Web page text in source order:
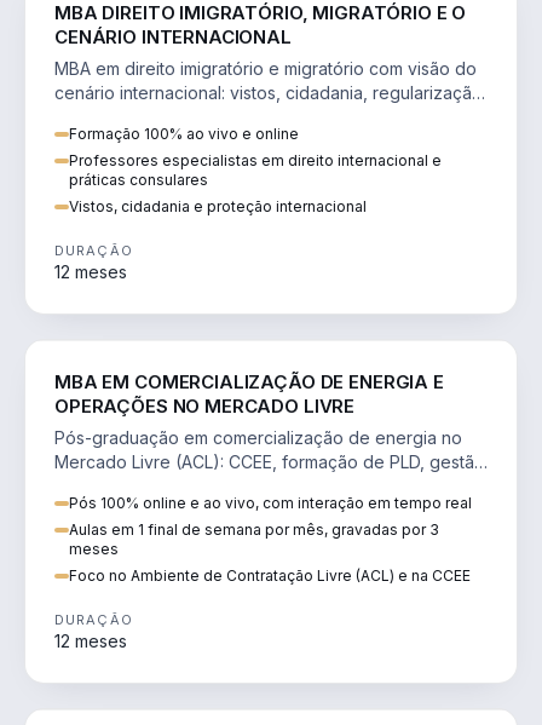
MBA DIREITO IMIGRATÓRIO, MIGRATÓRIO E O
CENÁRIO INTERNACIONAL
MBA em direito imigratório e migratório com visão do
cenário internacional: vistos, cidadania, regularização
Formação 100% ao vivo e online
Professores especialistas em direito internacional e
práticas consulares
Vistos, cidadania e proteção internacional
DURAÇÃO
12 meses
MBA EM COMERCIALIZAÇÃO DE ENERGIA E
OPERAÇÕES NO MERCADO LIVRE
Pós-graduação em comercialização de energia no
Mercado Livre (ACL): CCEE, formação de PLD, gestão
Pós 100% online e ao vivo, com interação em tempo real
Aulas em 1 final de semana por mês, gravadas por 3
meses
Foco no Ambiente de Contratação Livre (ACL) e na CCEE
DURAÇÃO
12 meses